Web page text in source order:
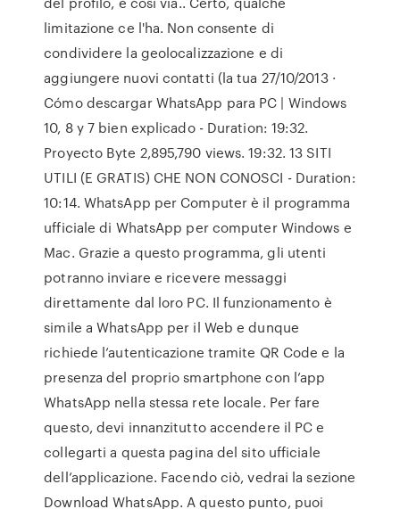
limitazione ce l'ha. Non consente di
condividere la geolocalizzazione e di
aggiungere nuovi contatti (la tua 27/10/2013 ·
Cómo descargar WhatsApp para PC | Windows
10, 8 y 7 bien explicado - Duration: 19:32.
Proyecto Byte 2,895,790 views. 19:32. 13 SITI
UTILI (E GRATIS) CHE NON CONOSCI - Duration:
10:14. WhatsApp per Computer è il programma
ufficiale di WhatsApp per computer Windows e
Mac. Grazie a questo programma, gli utenti
potranno inviare e ricevere messaggi
direttamente dal loro PC. Il funzionamento è
simile a WhatsApp per il Web e dunque
richiede l’autenticazione tramite QR Code e la
presenza del proprio smartphone con l’app
WhatsApp nella stessa rete locale. Per fare
questo, devi innanzitutto accendere il PC e
collegarti a questa pagina del sito ufficiale
dell’applicazione. Facendo ciò, vedrai la sezione
Download WhatsApp. A questo punto, puoi